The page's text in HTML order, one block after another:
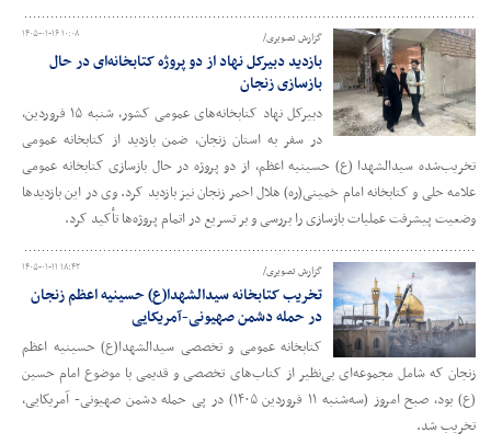
۱۴۰۵-۰۱-۱۶ ۱۰:۰۸ گزارش تصویری/
بازدید دبیرکل نهاد از دو پروژه کتابخانه‌ای در حال
بازسازی زنجان
دبیرکل نهاد کتابخانه‌های عمومی کشور، شنبه ۱۵ فروردین،
در سفر به استان زنجان، ضمن بازدید از کتابخانه عمومی
تخریب‌شده سیدالشهدا (ع) حسینیه اعظم، از دو پروژه در حال بازسازی کتابخانه عمومی
علامه حلی و کتابخانه امام خمینی(ره) هلال احمر زنجان نیز بازدید کرد. وی در این بازدیدها
وضعیت پیشرفت عملیات بازسازی را بررسی و بر تسریع در اتمام پروژه‌ها تأکید کرد.
۱۴۰۵-۰۱-۱۱ ۱۸:۴۲ گزارش تصویری/
تخریب کتابخانه سیدالشهدا(ع) حسینیه اعظم زنجان
در حمله دشمن صهیونی-آمریکایی
کتابخانه عمومی و تخصصی سیدالشهدا(ع) حسینیه اعظم
زنجان که شامل مجموعه‌ای بی‌نظیر از کتاب‌های تخصصی و قدیمی با موضوع امام حسین
(ع) بود، صبح امروز (سه‌شنبه ۱۱ فروردین ۱۴۰۵) در پی حمله دشمن صهیونی- آمریکایی،
تخریب شد.